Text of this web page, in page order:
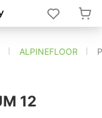
ALPINEFLOOR
12